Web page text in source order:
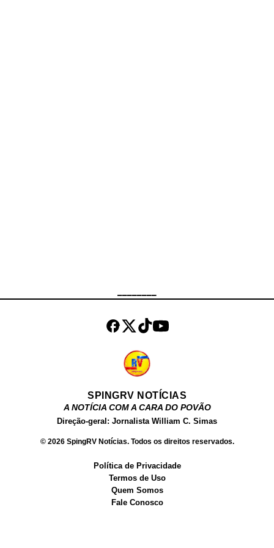
onde vende conteúdos produzidos
por ela para o público adulto. Além
dos filmes, ela ve...
SPINGRV NOTÍCIAS
A NOTÍCIA COM A CARA DO POVÃO
Direção-geral: Jornalista William C. Simas
© 2026 SpingRV Notícias. Todos os direitos reservados.
Política de Privacidade
Termos de Uso
Quem Somos
Fale Conosco